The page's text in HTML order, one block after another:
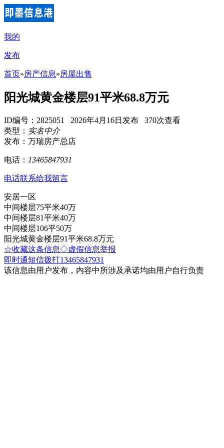
我的
发布
首页»房产信息»房屋出售
阳光城黄金楼层91平米68.8万元
ID编号：2825051 2026年4月16日发布 370次查看
类型： 实名中介
发布：万瑞房产总店
电话： 13465847931
电话联系给我留言
安居一区
中间楼层75平米40万
中间楼层81平米40万
中间楼层106平50万
阳光城黄金楼层91平米68.8万元
☆收藏这条信息◇虚假信息举报
即时通短信拨打13465847931
该信息由用户发布，内容中所涉及承诺均由用户自行负责